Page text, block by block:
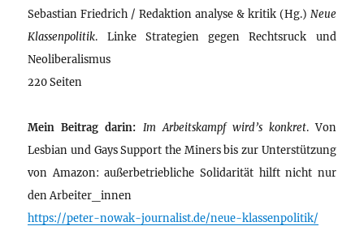
Sebastian Friedrich / Redaktion analyse & kritik (Hg.) Neue
Klassenpolitik. Linke Strategien gegen Rechtsruck und
Neoliberalismus
220 Seiten
Mein Beitrag darin: Im Arbeitskampf wird’s konkret. Von
Lesbian und Gays Support the Miners bis zur Unterstützung
von Amazon: außerbetriebliche Solidarität hilft nicht nur
den Arbeiter_innen
https://peter-nowak-journalist.de/neue-klassenpolitik/